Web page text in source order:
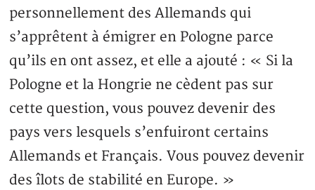
personnellement des Allemands qui
s’apprêtent à émigrer en Pologne parce
qu’ils en ont assez, et elle a ajouté : « Si la
Pologne et la Hongrie ne cèdent pas sur
cette question, vous pouvez devenir des
pays vers lesquels s’enfuiront certains
Allemands et Français. Vous pouvez devenir
des îlots de stabilité en Europe. »